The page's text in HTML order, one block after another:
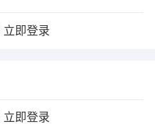
立即登录
立即登录